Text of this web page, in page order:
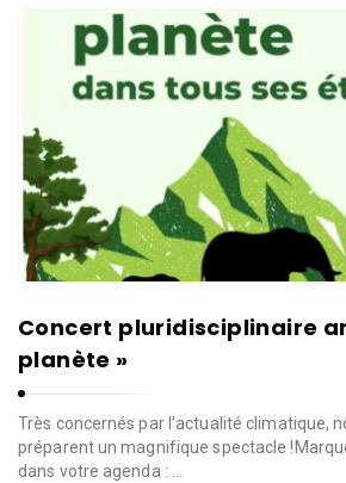
l
l
e
d
e
W
a
v
r
e
Concert pluridisciplinaire
planète »
Très concernés par l’actualité climatique,
préparent un magnifique spectacle
dans votre agenda : …